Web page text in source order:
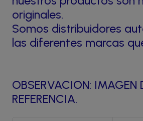
originales.
Somos distribuidores
las diferentes marcas
OBSERVACION: IMAGEN
REFERENCIA.